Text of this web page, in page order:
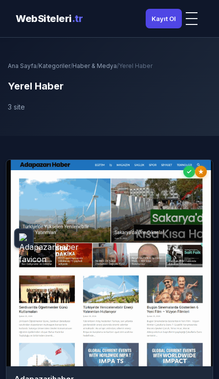
WebSiteleri.tr Kayıt Ol
Ana Sayfa/Kategoriler/Haber & Medya/Yerel Haber
Yerel Haber
3 site